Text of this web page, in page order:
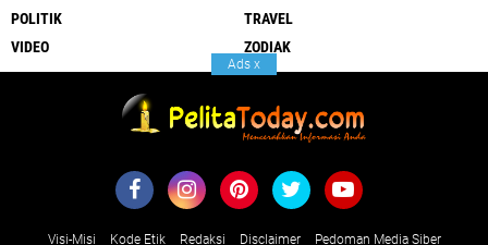
POLITIK
TRAVEL
VIDEO
ZODIAK
Visi-Misi Kode Etik Redaksi Disclaimer
Pedoman Media Siber
Ads x